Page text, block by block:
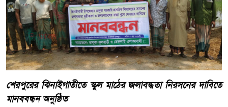
শেরপুরের ঝিনাইগাতীতে স্কুল মাঠের জলাবদ্ধতা নিরসনের দাবিতে
মানববন্ধন অনুষ্ঠিত